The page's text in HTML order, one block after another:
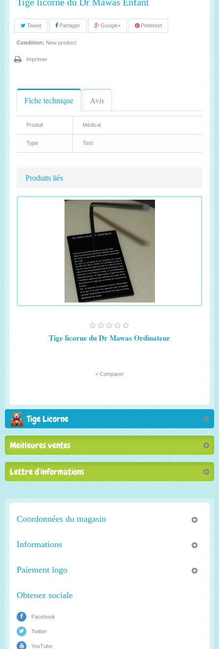
Tweet Partager Google+ Pinterest
Condition: New product
Imprimer
Fiche technique Avis
Produit Médical
Type Test
Produits liés
Tige licorne du Dr Mawas Ordinateur
+ Comparer
Tige Licorne
Meilleures ventes
Lettre d'informations
Coordonnées du magasin
Informations
Paiement logo
Obtenez sociale
Facebook
Twitter
YouTube